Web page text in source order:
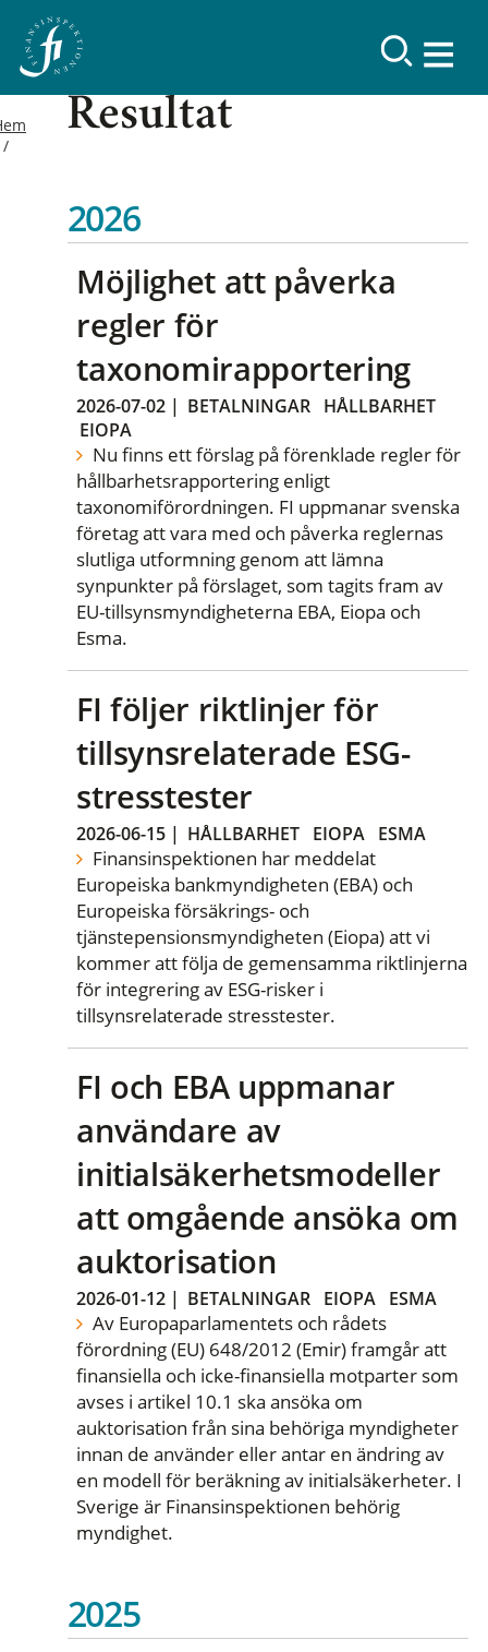
Resultat
2026
Möjlighet att påverka
regler för
taxonomirapportering
2026-07-02 | BETALNINGAR HÅLLBARHET
EIOPA
Nu finns ett förslag på förenklade regler för
hållbarhetsrapportering enligt
taxonomiförordningen. FI uppmanar svenska
företag att vara med och påverka reglernas
slutliga utformning genom att lämna
synpunkter på förslaget, som tagits fram av
EU-tillsynsmyndigheterna EBA, Eiopa och
Esma.
FI följer riktlinjer för
tillsynsrelaterade ESG-
stresstester
2026-06-15 | HÅLLBARHET EIOPA ESMA
Finansinspektionen har meddelat
Europeiska bankmyndigheten (EBA) och
Europeiska försäkrings- och
tjänstepensionsmyndigheten (Eiopa) att vi
kommer att följa de gemensamma riktlinjerna
för integrering av ESG-risker i
tillsynsrelaterade stresstester.
FI och EBA uppmanar
användare av
initialsäkerhetsmodeller
att omgående ansöka om
auktorisation
2026-01-12 | BETALNINGAR EIOPA ESMA
Av Europaparlamentets och rådets
förordning (EU) 648/2012 (Emir) framgår att
finansiella och icke-finansiella motparter som
avses i artikel 10.1 ska ansöka om
auktorisation från sina behöriga myndigheter
innan de använder eller antar en ändring av
en modell för beräkning av initialsäkerheter. I
Sverige är Finansinspektionen behörig
myndighet.
2025